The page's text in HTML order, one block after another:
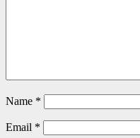
Name *
Email *